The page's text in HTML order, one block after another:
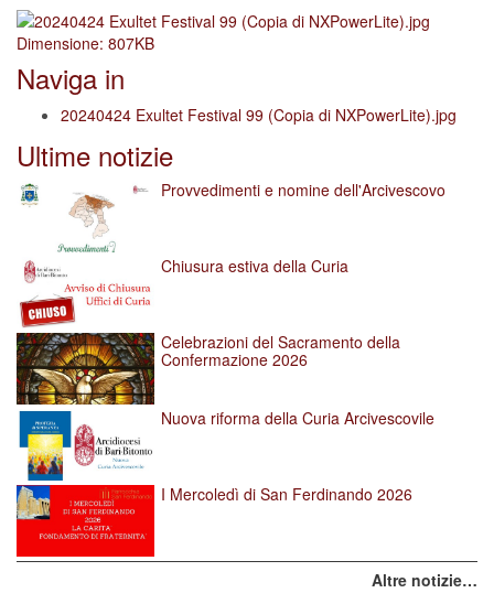
Clicca
per
vedere
l'immagine
dimensioni
Dimensione: 807KB
Naviga in
20240424 Exultet Festival 99 (Copia di NXPowerLite).jpg
Ultime notizie
Provvedimenti e nomine dell'Arcivescovo
Chiusura estiva della Curia
Celebrazioni del Sacramento della
Confermazione 2026
Nuova riforma della Curia Arcivescovile
I Mercoledì di San Ferdinando 2026
Altre notizie…